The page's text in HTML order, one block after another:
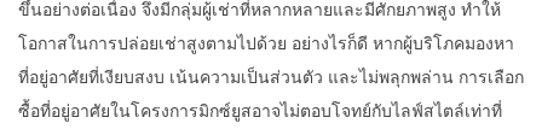
ขึ้นอย่างต่อเนื่อง จึงมีกลุ่มผู้เช่าที่หลากหลายและมีศักยภาพสูง ทำให้
โอกาสในการปล่อยเช่าสูงตามไปด้วย อย่างไรก็ดี หากผู้บริโภคมองหา
ที่อยู่อาศัยที่เงียบสงบ เน้นความเป็นส่วนตัว และไม่พลุกพล่าน การเลือก
ซื้อที่อยู่อาศัยในโครงการมิกซ์ยูสอาจไม่ตอบโจทย์กับไลฟ์สไตล์เท่าที่